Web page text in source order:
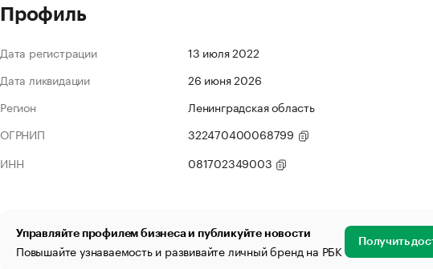
Профиль
Дата регистрации
13 июля 2022
Дата ликвидации
26 июня 2026
Регион
Ленинградская область
ОГРНИП
322470400068799
ИНН
081702349003
Управляйте профилем бизнеса и публикуйте новости
Повышайте узнаваемость и развивайте личный бренд на РБК Получить